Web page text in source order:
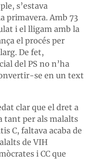
s’estava
primavera. Amb 73
i el lligam amb la
el procés per
De fet,
del PS no n’ha
se en un text
clar que el dret a
tant per als malalts
C, faltava acaba de
de VIH
i CC que